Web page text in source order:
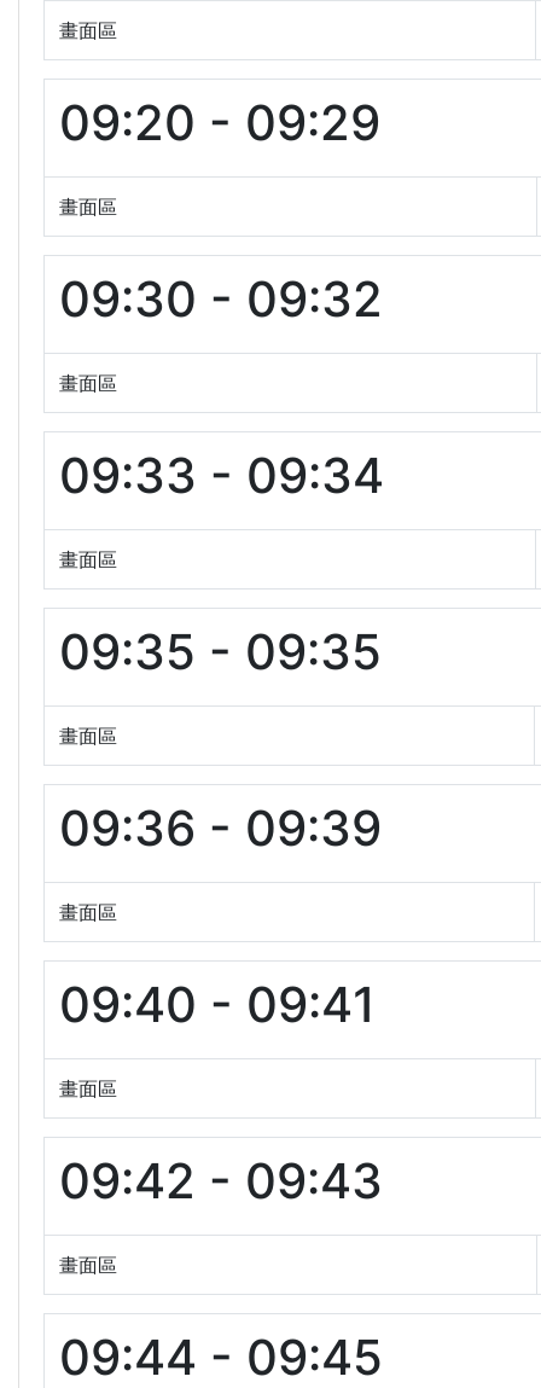
畫面區
09:20 - 09:29
畫面區
09:30 - 09:32
畫面區
09:33 - 09:34
畫面區
09:35 - 09:35
畫面區
09:36 - 09:39
畫面區
09:40 - 09:41
畫面區
09:42 - 09:43
畫面區
09:44 - 09:45